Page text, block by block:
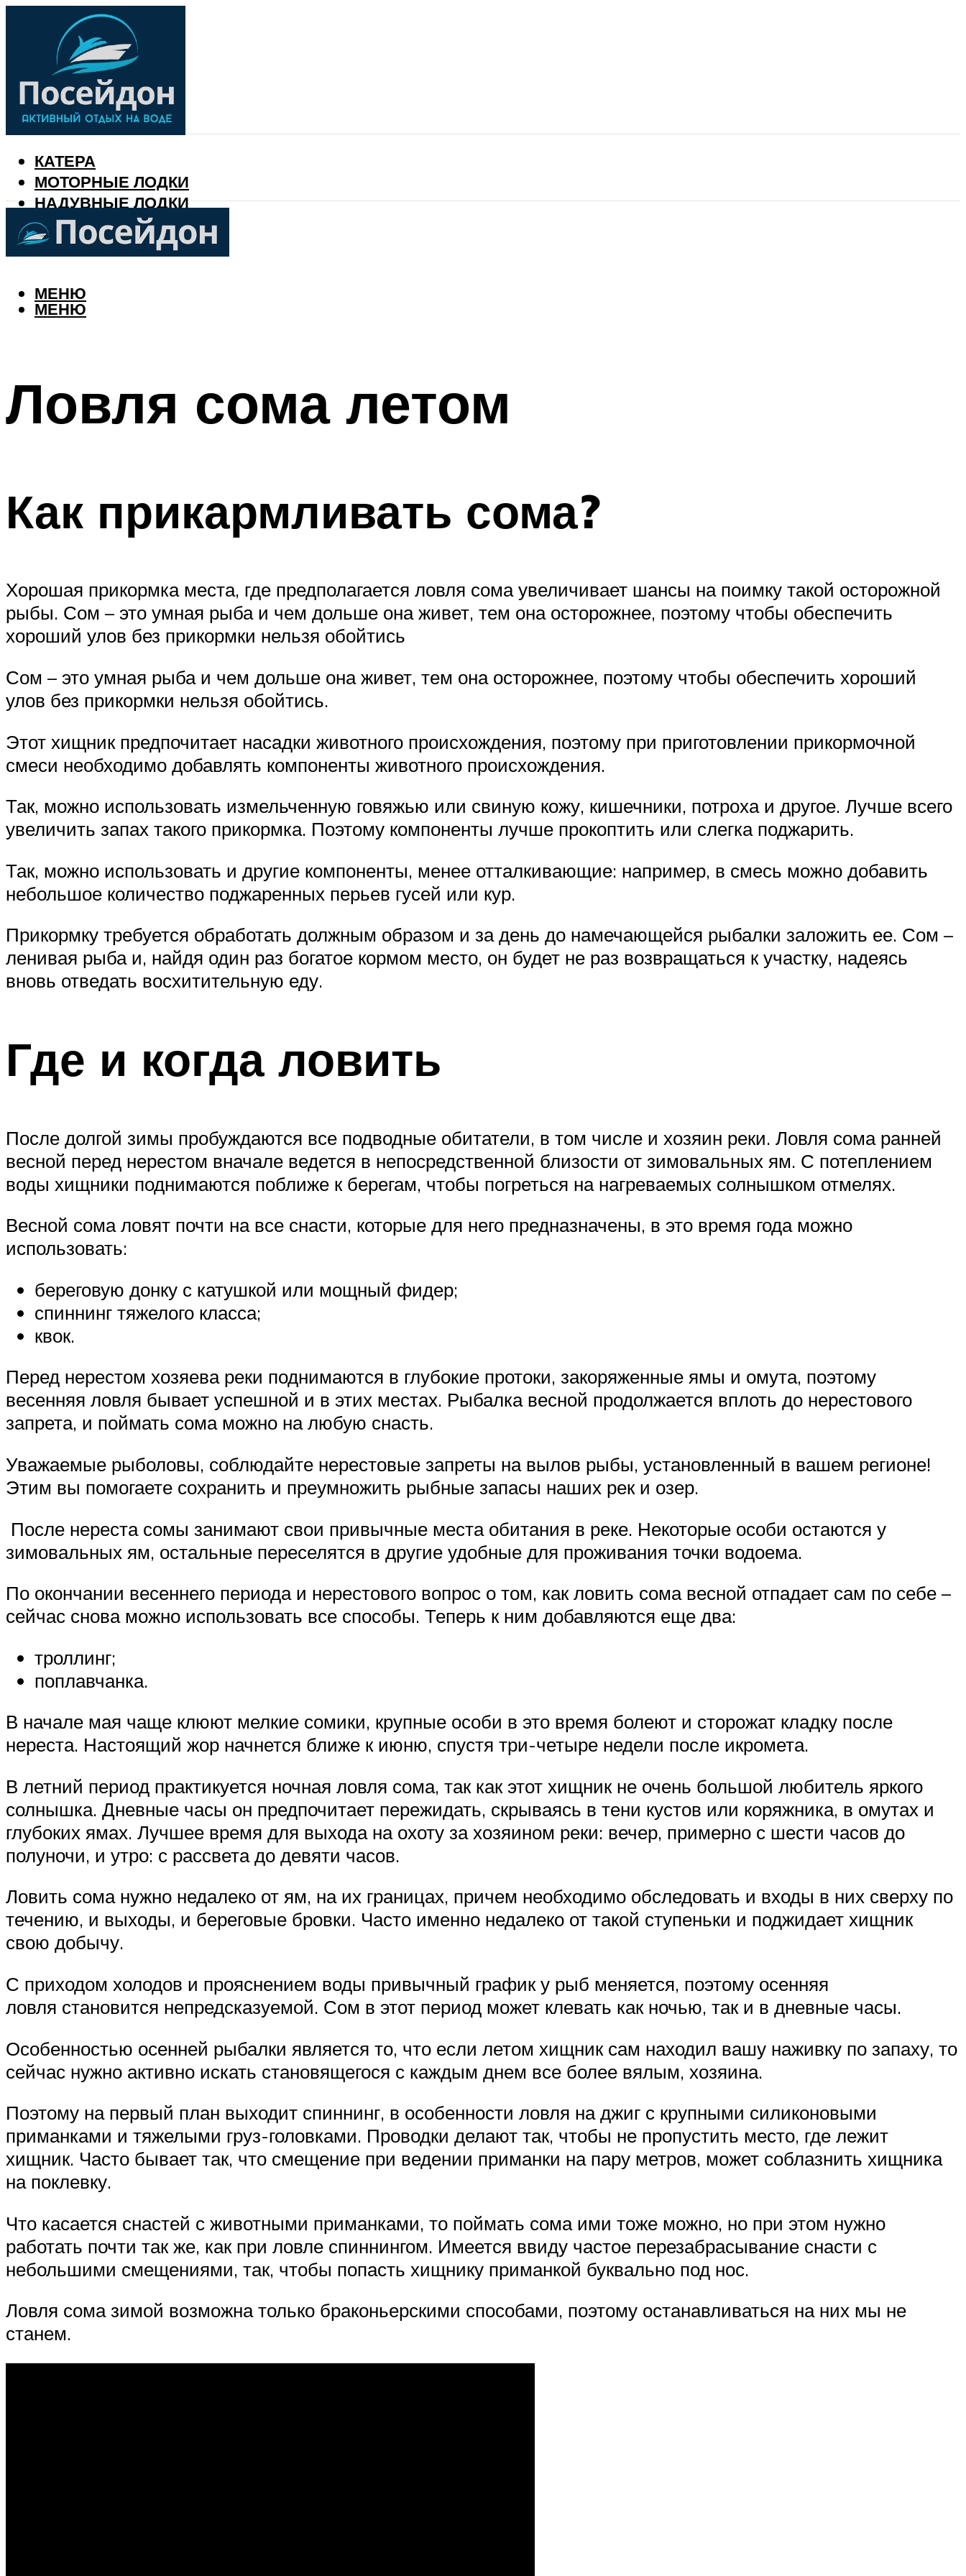
КАТЕРА
МОТОРНЫЕ ЛОДКИ
НАДУВНЫЕ ЛОДКИ
РЫБАЛКА
КАЛЕНДАРЬ РЫБАКА
МЕНЮ
МЕНЮ
Ловля сома летом
Как прикармливать сома?
Хорошая прикормка места, где предполагается ловля сома увеличивает шансы на поимку такой осторожной
рыбы. Сом – это умная рыба и чем дольше она живет, тем она осторожнее, поэтому чтобы обеспечить
хороший улов без прикормки нельзя обойтись
Сом – это умная рыба и чем дольше она живет, тем она осторожнее, поэтому чтобы обеспечить хороший
улов без прикормки нельзя обойтись.
Этот хищник предпочитает насадки животного происхождения, поэтому при приготовлении прикормочной
смеси необходимо добавлять компоненты животного происхождения.
Так, можно использовать измельченную говяжью или свиную кожу, кишечники, потроха и другое. Лучше всего
увеличить запах такого прикормка. Поэтому компоненты лучше прокоптить или слегка поджарить.
Так, можно использовать и другие компоненты, менее отталкивающие: например, в смесь можно добавить
небольшое количество поджаренных перьев гусей или кур.
Прикормку требуется обработать должным образом и за день до намечающейся рыбалки заложить ее. Сом –
ленивая рыба и, найдя один раз богатое кормом место, он будет не раз возвращаться к участку, надеясь
вновь отведать восхитительную еду.
Где и когда ловить
После долгой зимы пробуждаются все подводные обитатели, в том числе и хозяин реки. Ловля сома ранней
весной перед нерестом вначале ведется в непосредственной близости от зимовальных ям. С потеплением
воды хищники поднимаются поближе к берегам, чтобы погреться на нагреваемых солнышком отмелях.
Весной сома ловят почти на все снасти, которые для него предназначены, в это время года можно
использовать:
береговую донку с катушкой или мощный фидер;
спиннинг тяжелого класса;
квок.
Перед нерестом хозяева реки поднимаются в глубокие протоки, закоряженные ямы и омута, поэтому
весенняя ловля бывает успешной и в этих местах. Рыбалка весной продолжается вплоть до нерестового
запрета, и поймать сома можно на любую снасть.
Уважаемые рыболовы, соблюдайте нерестовые запреты на вылов рыбы, установленный в вашем регионе!
Этим вы помогаете сохранить и преумножить рыбные запасы наших рек и озер.
После нереста сомы занимают свои привычные места обитания в реке. Некоторые особи остаются у
зимовальных ям, остальные переселятся в другие удобные для проживания точки водоема.
По окончании весеннего периода и нерестового вопрос о том, как ловить сома весной отпадает сам по себе –
сейчас снова можно использовать все способы. Теперь к ним добавляются еще два:
троллинг;
поплавчанка.
В начале мая чаще клюют мелкие сомики, крупные особи в это время болеют и сторожат кладку после
нереста. Настоящий жор начнется ближе к июню, спустя три-четыре недели после икромета.
В летний период практикуется ночная ловля сома, так как этот хищник не очень большой любитель яркого
солнышка. Дневные часы он предпочитает пережидать, скрываясь в тени кустов или коряжника, в омутах и
глубоких ямах. Лучшее время для выхода на охоту за хозяином реки: вечер, примерно с шести часов до
полуночи, и утро: с рассвета до девяти часов.
Ловить сома нужно недалеко от ям, на их границах, причем необходимо обследовать и входы в них сверху по
течению, и выходы, и береговые бровки. Часто именно недалеко от такой ступеньки и поджидает хищник
свою добычу.
С приходом холодов и прояснением воды привычный график у рыб меняется, поэтому осенняя
ловля становится непредсказуемой. Сом в этот период может клевать как ночью, так и в дневные часы.
Особенностью осенней рыбалки является то, что если летом хищник сам находил вашу наживку по запаху, то
сейчас нужно активно искать становящегося с каждым днем все более вялым, хозяина.
Поэтому на первый план выходит спиннинг, в особенности ловля на джиг с крупными силиконовыми
приманками и тяжелыми груз-головками. Проводки делают так, чтобы не пропустить место, где лежит
хищник. Часто бывает так, что смещение при ведении приманки на пару метров, может соблазнить хищника
на поклевку.
Что касается снастей с животными приманками, то поймать сома ими тоже можно, но при этом нужно
работать почти так же, как при ловле спиннингом. Имеется ввиду частое перезабрасывание снасти с
небольшими смещениями, так, чтобы попасть хищнику приманкой буквально под нос.
Ловля сома зимой возможна только браконьерскими способами, поэтому останавливаться на них мы не
станем.